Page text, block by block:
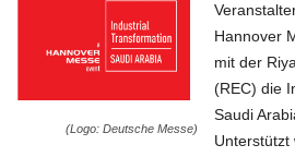
(Logo: Deutsche Messe)
Hannover
mit der
(REC) die
Saudi
Unterstützt